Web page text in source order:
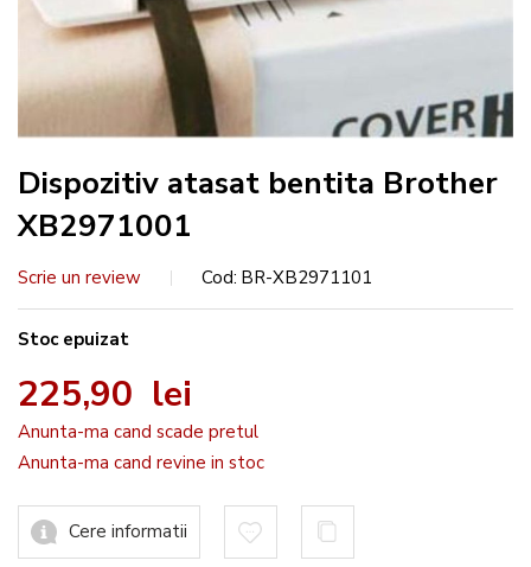
Dispozitiv atasat bentita Brother
XB2971001
Scrie un review Cod BR-XB2971101
Stoc epuizat
225,90 lei
Anunta-ma cand scade pretul
Anunta-ma cand revine in stoc
Cere informatii